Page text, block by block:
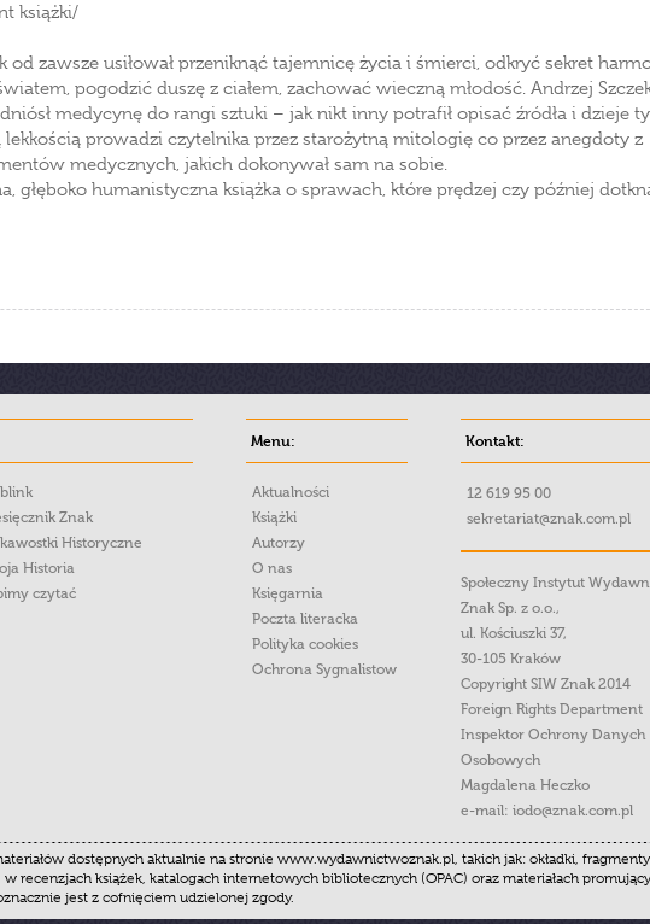
książki/
od zawsze usiłował przeniknąć tajemnicę życia i śmierci, odkryć sekret
pogodzić duszę z ciałem, zachować wieczną młodość. Andrzej
medycynę do rangi sztuki – jak nikt inny potrafił opisać źródła i dzieje
lekkością prowadzi czytelnika przez starożytną mitologię co przez anegdoty z
medycznych, jakich dokonywał sam na sobie.
głęboko humanistyczna książka o sprawach, które prędzej czy później
Znak
Historyczne
Historia
czytać
Menu:
Aktualności
Książki
Autorzy
O nas
Księgarnia
Poczta literacka
Polityka cookies
Ochrona Sygnalistow
Kontakt:
12 619 95 00
sekretariat@znak.com.pl
Społeczny Instytut
Znak Sp. z o.o.,
ul. Kościuszki 37,
30-105 Kraków
Copyright SIW Znak 2014
Foreign Rights Department
Inspektor Ochrony Danych
Osobowych
Magdalena Heczko
e-mail: iodo@znak.com.pl
dostępnych aktualnie na stronie www.wydawnictwoznak.pl, takich jak: okładki,
recenzjach książek, katalogach internetowych bibliotecznych (OPAC) oraz materiałach
jest z cofnięciem udzielonej zgody.